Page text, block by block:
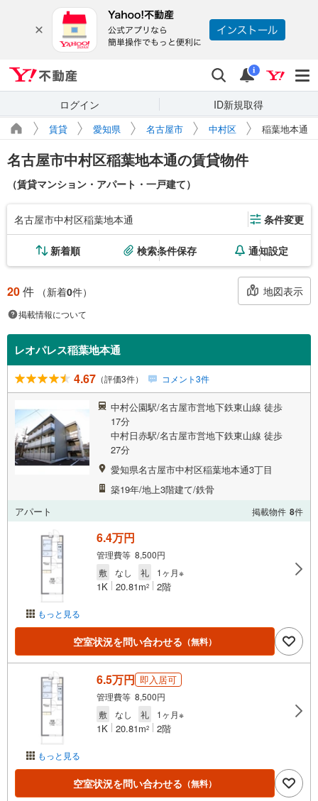
検索 通知
i
ログイン ID新規取得
賃貸 愛知県 名古屋市 中村区 稲葉地本通
名古屋市中村区稲葉地本通の賃貸物件
（賃貸マンション・アパート・一戸建て）
名古屋市中村区稲葉地本通 条件変更
新着順 検索条件保存 通知設定
20件 （新着0件） 地図表示
掲載情報について
レオパレス稲葉地本通
4.67 （評価3件） コメント3件
中村公園駅/名古屋市営地下鉄東山線 徒歩
17分
中村日赤駅/名古屋市営地下鉄東山線 徒歩
27分
愛知県名古屋市中村区稲葉地本通3丁目
築19年/地上3階建て/鉄骨
アパート
掲載物件 8件
もっと見る
6.4万円
管理費等 8,500円
敷
なし 礼 1ヶ月※
1K 20.81m2 2階
空室状況を問い合わせる （無料）
もっと見る
6.5万円 即入居可
管理費等 8,500円
敷
なし 礼 1ヶ月※
1K 20.81m2 2階
空室状況を問い合わせる （無料）